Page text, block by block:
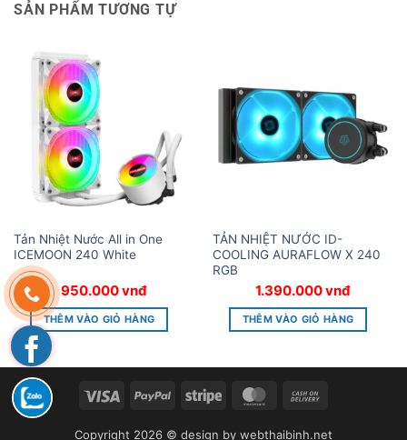
SẢN PHẨM TƯƠNG TỰ
Tản Nhiệt Nước All in One
ICEMOON 240 White
950.000vnđ
THÊM VÀO GIỎ HÀNG
TẢN NHIỆT NƯỚC ID-
COOLING AURAFLOW X 240
RGB
1.390.000vnđ
THÊM VÀO GIỎ HÀNG
Visa PayPal Stripe MasterCard
Delivery
Copyright 2026 © design by webthaibinh.net